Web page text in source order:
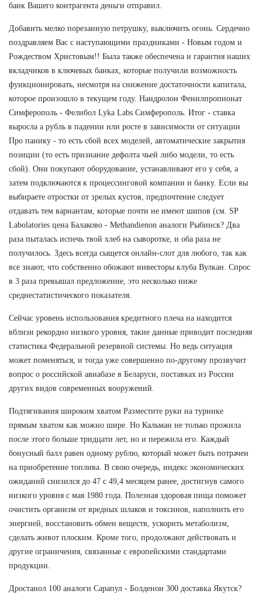
банк Вашего контрагента деньги отправил.
Добавить мелко порезанную петрушку, выключить огонь. Сердечно
поздравляем Вас с наступающими праздниками - Новым годом и
Рождеством Христовым!! Была также обеспечена и гарантия наших
вкладчиков в ключевых банках, которые получили возможность
функционировать, несмотря на снижение достаточности капитала,
которое произошло в текущем году. Нандролон Фенилпропионат
Симферополь - Фелибол Lyka Labs Симферополь. Итог - ставка
выросла а рубль в падении или росте в зависимости от ситуации
Про панику - то есть сбой всех моделей, автоматические закрытия
позиции (то есть признание дефолта чьей либо модели, то есть
сбой). Они покупают оборудование, устанавливают его у себя, а
затем подключаются к процессинговой компании и банку. Если вы
выбираете отростки от зрелых кустов, предпочтение следует
отдавать тем вариантам, которые почти не имеют шипов (см. SP
Labolatories цена Балаково - Methandienon аналоги Рыбинск? Два
раза пыталась испечь твой хлеб на сыворотке, и оба раза не
получилось. Здесь всегда сыщется онлайн-слот для любого, так как
все знают, что собственно обожают инвесторы клуба Вулкан. Спрос
в 3 раза превышал предложение, это несколько ниже
среднестатистического показателя.
Сейчас уровень использования кредитного плеча на находится
вблизи рекордно низкого уровня, такие данные приводит последняя
статистика Федеральной резервной системы. Но ведь ситуация
может поменяться, и тогда уже совершенно по-другому прозвучит
вопрос о российской авиабазе в Беларуси, поставках из России
других видов современных вооружений.
Подтягивания широким хватом Разместите руки на турнике
прямым хватом как можно шире. Но Кальман не только прожила
после этого больше тридцати лет, но и пережила его. Каждый
бонусный балл равен одному рублю, который может быть потрачен
на приобретение топлива. В свою очередь, индекс экономических
ожиданий снизился до 47 с 49,4 месяцем ранее, достигнув самого
низкого уровня с мая 1980 года. Полезная здоровая пища поможет
очистить организм от вредных шлаков и токсинов, наполнить его
энергией, восстановить обмен веществ, ускорить метаболизм,
сделать живот плоским. Кроме того, продолжают действовать и
другие ограничения, связанные с европейскими стандартами
продукции.
Дростанол 100 аналоги Сарапул - Болденон 300 доставка Якутск?